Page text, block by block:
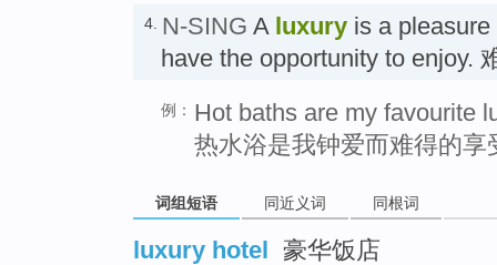
4. N-SING A luxury is a
have the opportunity to enjoy.
例： Hot baths are my favourite
热水浴是我钟爱而难得的享
词组短语 同近义词 同根词
luxury hotel 豪华饭店